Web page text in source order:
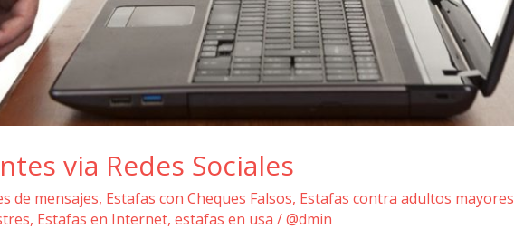
via Redes Sociales
de mensajes, Estafas con Cheques Falsos, Estafas contra adultos mayores
, Estafas en Internet, estafas en usa /@dmin